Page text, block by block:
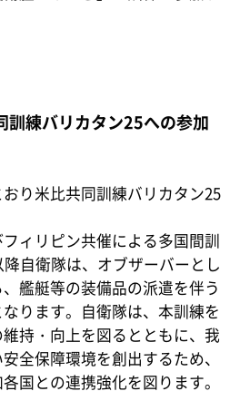
訓練バリカタン25への参加
り米比共同訓練バリカタン25
ィリピン共催による多国間訓
自衛隊は、オブザーバーとし
艦艇等の装備品の派遣を伴う
ります。自衛隊は、本訓練を
持・向上を図るとともに、我
全保障環境を創出するため、
国との連携強化を図ります。